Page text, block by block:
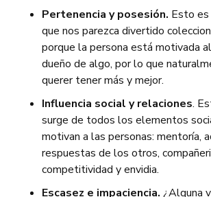
Pertenencia y posesión. Esto es
que nos parezca divertido
porque la persona está motivada
dueño de algo, por lo que
querer tener más y mejor.
Influencia social y relaciones.
surge de todos los elementos
motivan a las personas: mentoría,
respuestas de los otros,
competitividad y envidia.
Escasez e impaciencia. ¿Alguna